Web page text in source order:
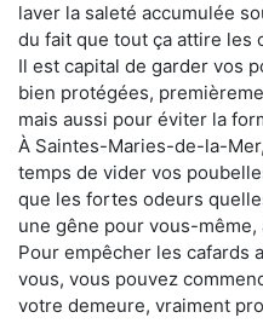
laver la saleté accumulée
du fait que tout ça attire les
Il est capital de garder vos
bien protégées,
mais aussi pour éviter la
À Saintes-Maries-de-la-
temps de vider vos
que les fortes odeurs
une gêne pour vous-
Pour empêcher les cafards
vous, vous pouvez
votre demeure, vraiment